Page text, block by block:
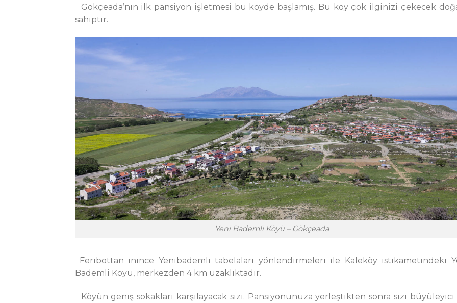
Gökçeada’nın ilk pansiyon işletmesi bu köyde başlamış. Bu köy çok ilginizi çekecek
sahiptir.
Yeni Bademli Köyü – Gökçeada
Feribottan inince Yenibademli tabelaları yönlendirmeleri ile Kaleköy istikametindeki
Bademli Köyü, merkezden 4 km uzaklıktadır.
Köyün geniş sokakları karşılayacak sizi. Pansiyonunuza yerleştikten sonra sizi